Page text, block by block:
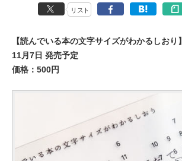
リスト
【読んでいる本の文字サイズがわかるしおり】
11月7日 発売予定
価格：500円